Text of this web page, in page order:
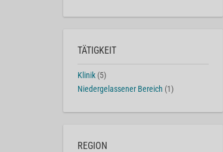
TÄTIGKEIT
Klinik (5)
Niedergelassener Bereich (1)
REGION